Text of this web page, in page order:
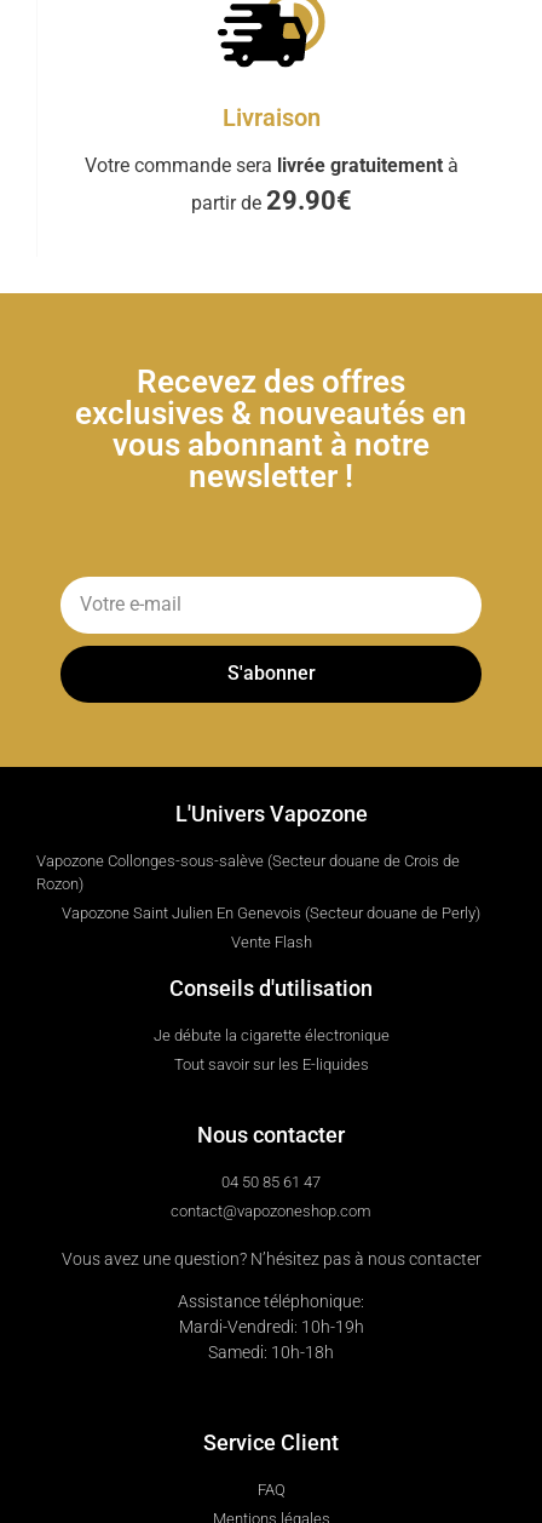
Livraison
Votre commande sera livrée gratuitement à
partir de 29.90€
Recevez des offres
exclusives & nouveautés en
vous abonnant à notre
newsletter !
S'abonner
L'Univers Vapozone
Vapozone Collonges-sous-salève (Secteur douane de Crois de
Rozon)
Vapozone Saint Julien En Genevois (Secteur douane de Perly)
Vente Flash
Conseils d'utilisation
Je débute la cigarette électronique
Tout savoir sur les E-liquides
Nous contacter
04 50 85 61 47
contact@vapozoneshop.com
Vous avez une question? N’hésitez pas à nous contacter
Assistance téléphonique:
Mardi-Vendredi: 10h-19h
Samedi: 10h-18h
Service Client
FAQ
Mentions légales